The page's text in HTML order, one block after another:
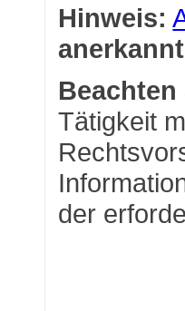
Hinweis:
anerkannt
Beachten
Tätigkeit
der